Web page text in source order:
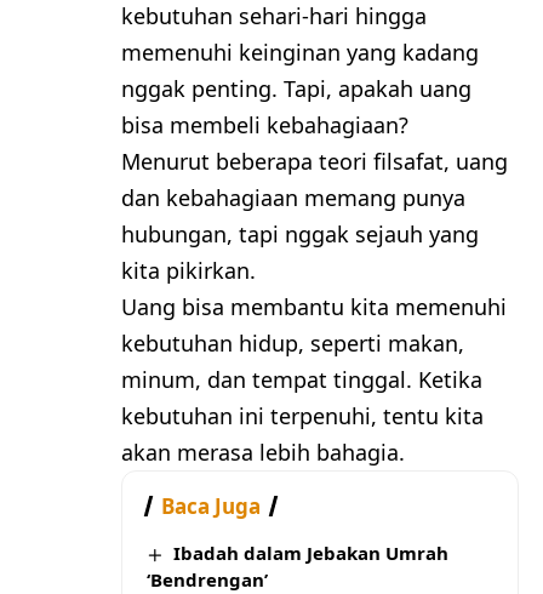
kebutuhan sehari-hari hingga
memenuhi keinginan yang kadang
nggak penting. Tapi, apakah uang
bisa membeli kebahagiaan?
Menurut beberapa teori filsafat, uang
dan kebahagiaan memang punya
hubungan, tapi nggak sejauh yang
kita pikirkan.
Uang bisa membantu kita memenuhi
kebutuhan hidup, seperti makan,
minum, dan tempat tinggal. Ketika
kebutuhan ini terpenuhi, tentu kita
akan merasa lebih bahagia.
Baca Juga
Ibadah dalam Jebakan Umrah
‘Bendrengan’